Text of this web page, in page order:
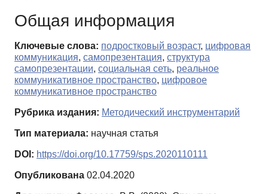
Общая информация
Ключевые слова: подростковый возраст, цифровая
коммуникация, самопрезентация, структура
самопрезентации, социальная сеть, реальное
коммуникативное пространство, цифровое
коммуникативное пространство
Рубрика издания: Методический инструментарий
Тип материала: научная статья
DOI: https://doi.org/10.17759/sps.2020110111
Опубликована 02.04.2020